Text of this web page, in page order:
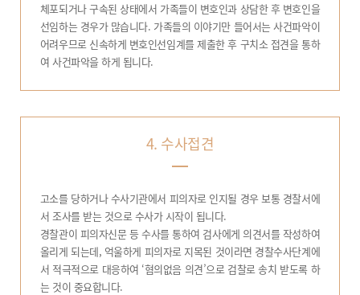
체포되거나 구속된 상태에서 가족들이 변호인과 상담한 후 변호인을
선임하는 경우가 많습니다. 가족들의 이야기만 들어서는 사건파악이
어려우므로 신속하게 변호인선임계를 제출한 후 구치소 접견을 통하
여 사건파악을 하게 됩니다.
4. 수사접견
고소를 당하거나 수사기관에서 피의자로 인지될 경우 보통 경찰서에
서 조사를 받는 것으로 수사가 시작이 됩니다.
경찰관이 피의자신문 등 수사를 통하여 검사에게 의견서를 작성하여
올리게 되는데, 억울하게 피의자로 지목된 것이라면 경찰수사단계에
서 적극적으로 대응하여 ‘혐의없음 의견’으로 검찰로 송치 받도록 하
는 것이 중요합니다.